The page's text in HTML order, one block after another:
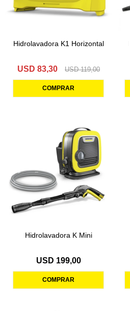
Hidrolavadora K1 Horizontal
USD 83,30 USD 119,00
Hidrolavadora K Mini
USD 199,00